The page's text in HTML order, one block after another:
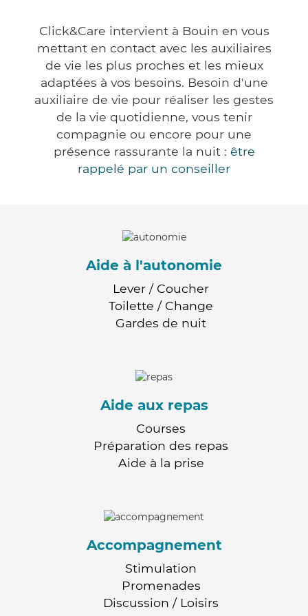
Click&Care intervient à Bouin en vous
mettant en contact avec les auxiliaires
de vie les plus proches et les mieux
adaptées à vos besoins. Besoin d'une
auxiliaire de vie pour réaliser les gestes
de la vie quotidienne, vous tenir
compagnie ou encore pour une
présence rassurante la nuit : être
rappelé par un conseiller
Aide à l'autonomie
Lever / Coucher
Toilette / Change
Gardes de nuit
Aide aux repas
Courses
Préparation des repas
Aide à la prise
Accompagnement
Stimulation
Promenades
Discussion / Loisirs